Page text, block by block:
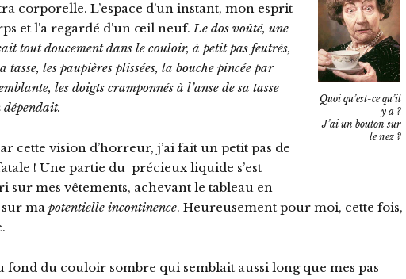
Quoi qu’est-ce qu’il
y a ?
J’ai un bouton sur
le nez ?
corporelle. L’espace d’un instant, mon esprit
et l’a regardé d’un œil neuf.Le dos voûté, une
tout doucement dans le couloir, à petit pas feutrés,
tasse, les paupières plissées, la bouche pincée par
les doigts cramponnés à l’anse de sa tasse
dépendait.
cette vision d’horreur, j’ai fait un petit pas de
! Une partie du précieux liquide s’est
sur mes vêtements, achevant le tableau en
ma potentielle incontinence. Heureusement pour moi, cette fois,
fond du couloir sombre qui semblait aussi long que mes pas